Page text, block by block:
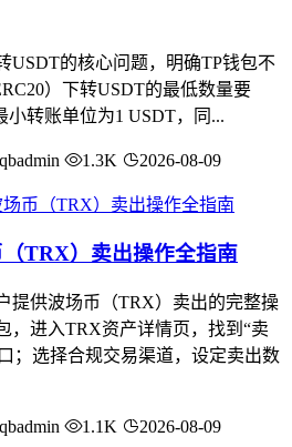
USDT的核心问题，明确TP钱包不
）下转USDT的最低数量要
小转账单位为1 USDT，同...
qbadmin 1.3K 2026-08-09
TRX）卖出操作全指南
提供波场币（TRX）卖出的完整操
，进入TRX资产详情页，找到“卖
；选择合规交易渠道，设定卖出数
qbadmin 1.1K 2026-08-09